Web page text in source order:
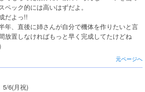
ック的には高いはずだよ。
だよっ!!
、直後に姉さんが自分で機体を作りたいと言
置しなければもっと早く完成してたけどね
元ページへ
5/6(月祝)